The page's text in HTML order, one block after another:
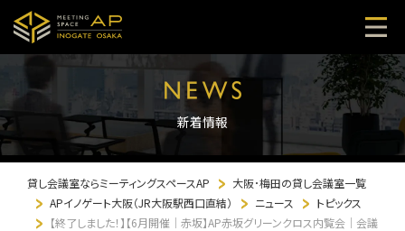
新着情報
貸し会議室ならミーティングスペースAP
大阪･梅田の貸し会議室一覧
APイノゲート大阪（JR大阪駅西口直結）
ニュース
トピックス
【終了しました！】【6月開催｜赤坂】AP赤坂グリーンクロス内覧会｜会議